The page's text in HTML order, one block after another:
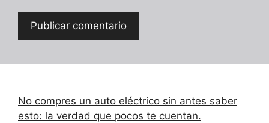
No compres un auto eléctrico sin antes saber
esto: la verdad que pocos te cuentan.